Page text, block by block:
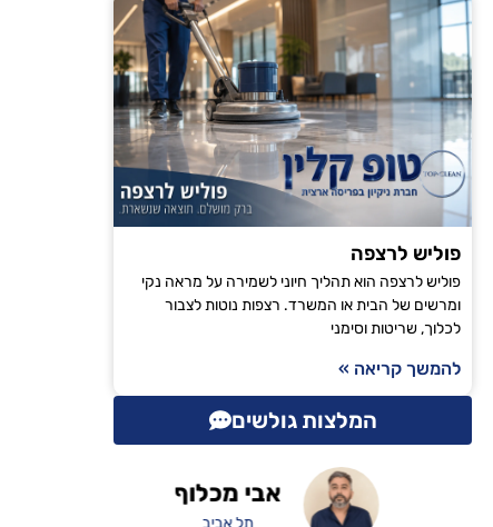
פוליש לרצפה
פוליש לרצפה הוא תהליך חיוני לשמירה על מראה נקי
ומרשים של הבית או המשרד. רצפות נוטות לצבור
לכלוך, שריטות וסימני
להמשך קריאה »
המלצות גולשים
אבי מכלוף
תל אביב